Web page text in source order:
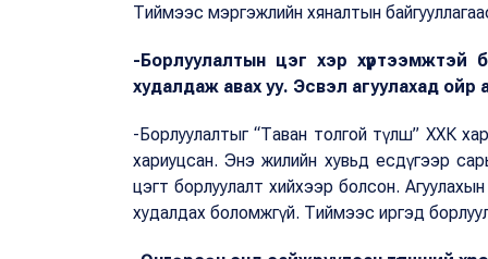
Тиймээс мэргэжлийн хяналтын
-Борлуулалтын цэг хэр хүртээмжтэй
худалдаж авах уу. Эсвэл агуулахад ойр
-Борлуулалтыг “Таван толгой түлш” ХХК
хариуцсан. Энэ жилийн хувьд есдүгээр
цэгт борлуулалт хийхээр болсон.
худалдах боломжгүй. Тиймээс иргэд